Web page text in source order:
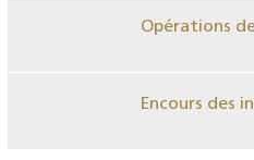
Opérations
Encours des